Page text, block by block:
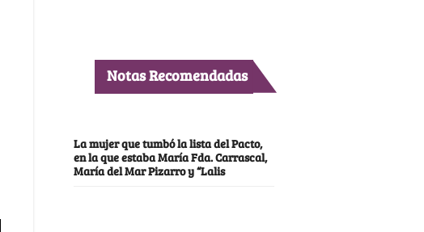
Notas Recomendadas
La mujer que tumbó la lista del Pacto,
en la que estaba María Fda. Carrascal,
María del Mar Pizarro y “Lalis